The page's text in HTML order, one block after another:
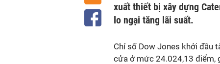
xuất thiết bị xây dựng
lo ngại tăng lãi suất.
Chỉ số Dow Jones khởi đầu
cửa ở mức 24.024,13 điểm,